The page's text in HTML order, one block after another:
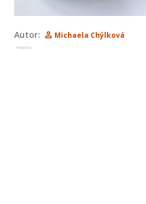
Autor: Michaela Chýlková
Reklama